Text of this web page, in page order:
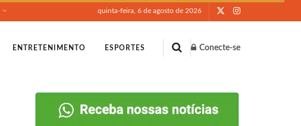
quinta-feira, 6 de agosto de 2026
ENTRETENIMENTO ESPORTES Conecte-se